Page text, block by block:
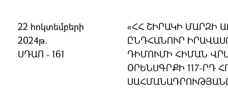
22 հոկտեմբերի
2024թ.
ՍԴԱՈ - 161
ՀՀ ՇԻՐԱԿԻ ՄԱՐԶԻ
ԸՆԴՀԱՆՈՒՐ
ԴԻՄՈՒՄԻ ՀԻՄԱՆ
ՕՐԵՆՍԳՐՔԻ 117-ՐԴ